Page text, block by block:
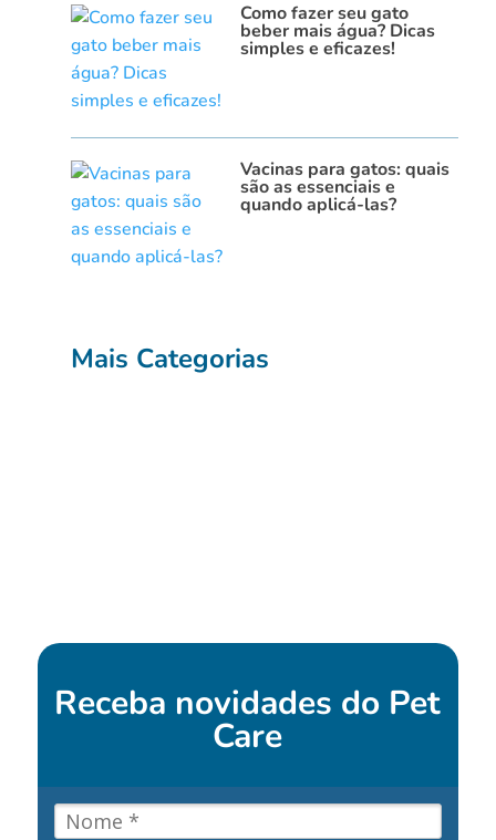
Como fazer seu gato
beber mais água? Dicas
simples e eficazes!
Vacinas para gatos: quais
são as essenciais e
quando aplicá-las?
Mais Categorias
Receba novidades do Pet
Care